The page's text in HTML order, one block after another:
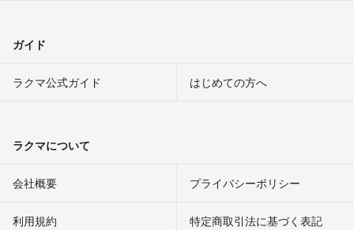
ガイド
ラクマ公式ガイド はじめての方へ
ラクマについて
会社概要 プライバシーポリシー
利用規約 特定商取引法に基づく表記